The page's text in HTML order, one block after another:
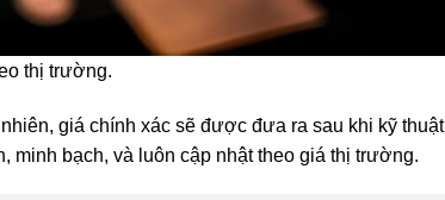
thị trường.
giá chính xác sẽ được đưa ra sau khi kỹ thuật
minh bạch, và luôn cập nhật theo giá thị trường.